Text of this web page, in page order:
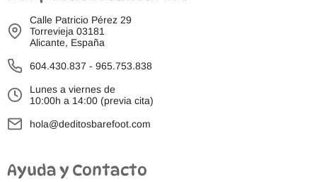
Calle Patricio Pérez 29
Torrevieja 03181
Alicante, España
604.430.837 - 965.753.838
Lunes a viernes de
10:00h a 14:00 (previa cita)
hola@deditosbarefoot.com
Ayuda y Contacto